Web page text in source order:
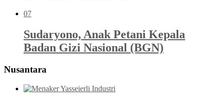
07
Sudaryono, Anak Petani Kepala
Badan Gizi Nasional (BGN)
Nusantara